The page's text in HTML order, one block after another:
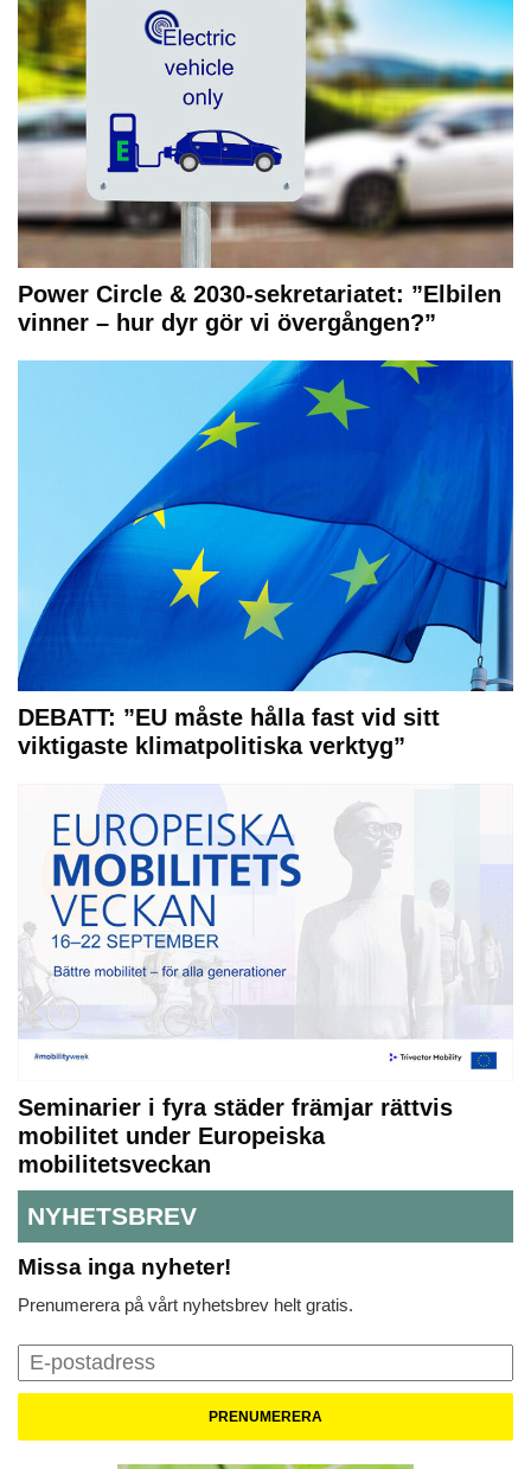
Power Circle & 2030-sekretariatet: ”Elbilen
vinner – hur dyr gör vi övergången?”
DEBATT: ”EU måste hålla fast vid sitt
viktigaste klimatpolitiska verktyg”
Seminarier i fyra städer främjar rättvis
mobilitet under Europeiska
mobilitetsveckan
NYHETSBREV
Missa inga nyheter!
Prenumerera på vårt nyhetsbrev helt gratis.